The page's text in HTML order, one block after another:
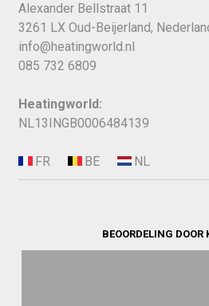
Alexander Bellstraat 11
3261 LX Oud-Beijerland,
info@heatingworld.nl
085 732 6809
Heatingworld:
NL13INGB0006484139
BEOORDELING DOOR